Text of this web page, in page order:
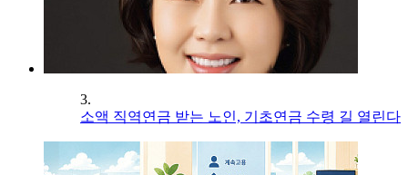
3.
소액 직역연금 받는 노인, 기초연금 수령 길 열린다